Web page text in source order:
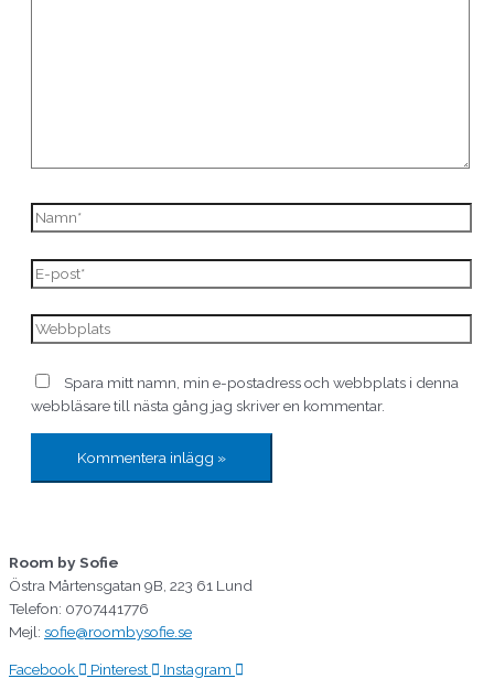
Spara mitt namn, min e-postadress och webbplats i denna
webbläsare till nästa gång jag skriver en kommentar.
Room by Sofie
Östra Mårtensgatan 9B, 223 61 Lund
Telefon: 0707441776
Mejl: sofie@roombysofie.se
Facebook Pinterest Instagram